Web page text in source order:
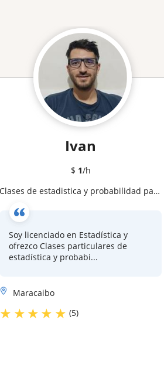
Ivan
$ 1/h
Clases de estadistica y probabilidad para todos los niveles
Soy licenciado en Estadística y
ofrezco Clases particulares de
estadística y probabi...
Maracaibo
★ ★★★ ★ (5)